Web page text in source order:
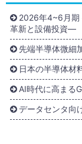
2026年4~6月期
革新と設備投資―
先端半導体微細
日本の半導体材
AI時代に高まる
データセンタ向